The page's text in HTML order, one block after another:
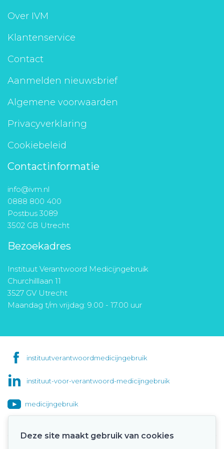
Aanmelden nieuwsbrief
Toegang leeromgeving
Over IVM
Klantenservice
Contact
Aanmelden nieuwsbrief
Algemene voorwaarden
Privacyverklaring
Cookiebeleid
Contactinformatie
info@ivm.nl
0888 800 400
Postbus 3089
3502 GB Utrecht
Bezoekadres
Instituut Verantwoord Medicijngebruik
Churchilllaan 11
3527 GV Utrecht
Maandag t/m vrijdag: 9.00 - 17.00 uur
instituutverantwoordmedicijngebruik
instituut-voor-verantwoord-medicijngebruik
medicijngebruik
Deze site maakt gebruik van cookies